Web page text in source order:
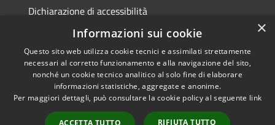
Dichiarazione di accessibilità
Informative Privacy
RSS
Accessibilità
Copyright © 2026 • Comune di
×
Informazioni sui cookie
Questo sito web utilizza cookie tecnici e assimilati strettamente
necessari al corretto funzionamento e alla navigazione del sito,
nonché un cookie tecnico analitico al solo fine di elaborare
informazioni statistiche, aggregate e anonime.
Per maggiori dettagli, può consultare la cookie policy al seguente link
ACCETTA TUTTO RIFIUTA TUTTO